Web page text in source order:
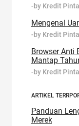
-by Kredit
Mengenal
-by Kredit
Browser Anti
Mantap
-by Kredit
ARTIKEL
Panduan
Merek